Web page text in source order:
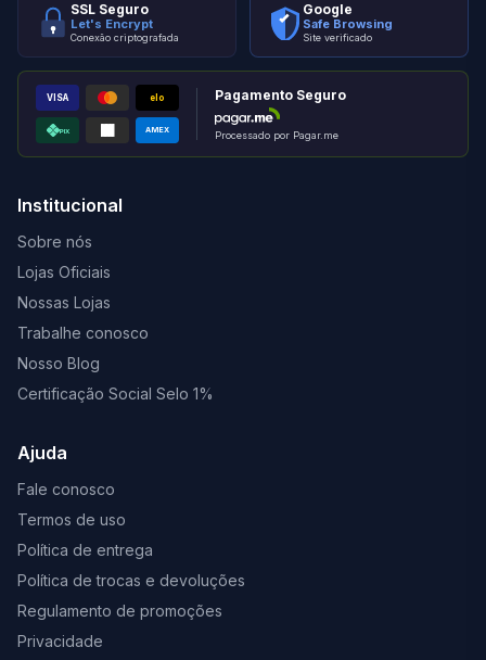
SSL Seguro
Let's Encrypt
Conexão criptografada
Google
Safe Browsing
Site verificado
VISA elo
PIX AMEX
Pagamento Seguro
Processado por Pagar.me
Institucional
Sobre nós
Lojas Oficiais
Nossas Lojas
Trabalhe conosco
Nosso Blog
Certificação Social Selo 1%
Ajuda
Fale conosco
Termos de uso
Política de entrega
Política de trocas e devoluções
Regulamento de promoções
Privacidade